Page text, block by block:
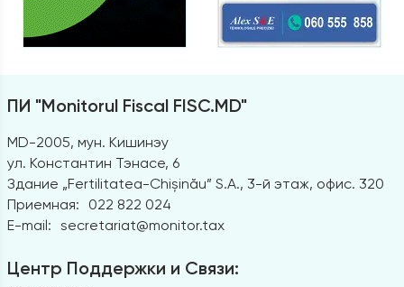
ПИ "Monitorul Fiscal FISC.MD"
MD-2005, мун. Кишинэу
ул. Константин Тэнасе, 6
Здание „Fertilitatea-Chișinău” S.A., 3-й этаж, офис. 320
Приемная:
022 822 024
E-mail: secretariat@monitor.tax
Центр Поддержки и Связи: